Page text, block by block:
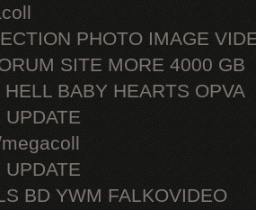
PHOTO IMAGE
SITE MORE 4000 GB
BABY HEARTS OPVA
BD YWM FALKOVIDEO